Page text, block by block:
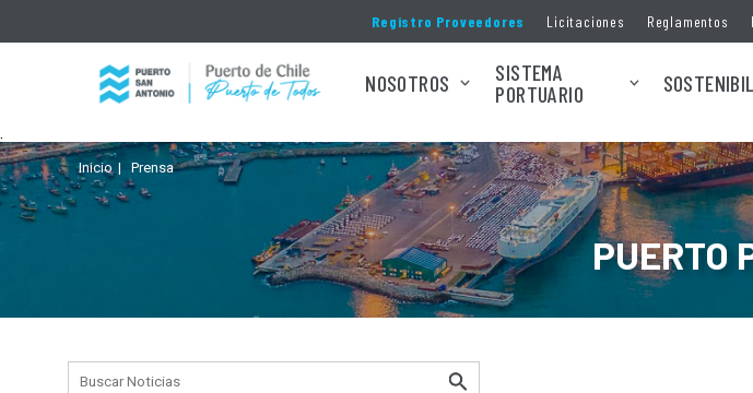
Registro Proveedores Licitaciones Reglamentos
NOSOTROS
SISTEMA
PORTUARIO
.
Inicio Prensa
PUERTO